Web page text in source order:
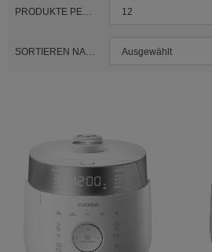
PRODUKTE PER SEITE 12
SORTIEREN NACH Ausgewählt